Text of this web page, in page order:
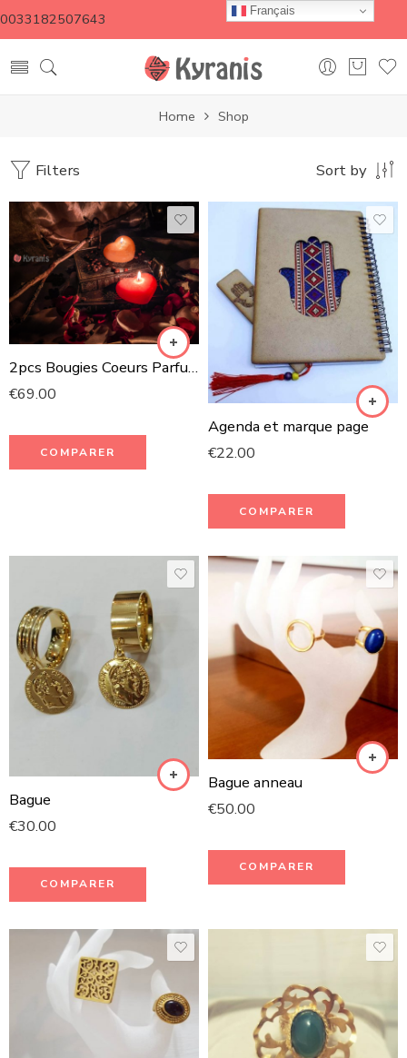
0033182507643
Home Shop
Filters Sort by
2pcs Bougies Coeurs Parfumées
€69.00
COMPARER
Agenda et marque page
€22.00
COMPARER
Bague
€30.00
COMPARER
Bague anneau
€50.00
COMPARER
Français